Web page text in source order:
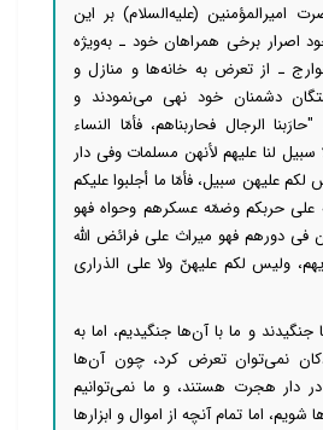
امیرالمؤمنین (علیه‌السلام) بر این
اصرار برخی همراهان خود ـ به‌ویژه
ـ از تعرض به خانه‌ها و منازل و
دشمنان خود نهی می‌نمودند و
الرجال فحاربناهم، فأمّا النساء
سبیل لنا علیهم لأنهن مسلمات وفی دار
علیهن سبیل، فأمّا ما أجلبوا علیکم
علی حربکم وضمّه عسکرهم وحواه فهو
فی دورهم فهو میراث علی فرائض الله
ولیس لکم علیهنّ ولا علی الذراری
جنگیدند و ما با آن‌ها جنگیدیم، اما به
نمی‌توان تعرض کرد، چون آن‌ها
دار هجرت هستند، و ما نمی‌توانیم
اما تمام آنچه از اموال و ابزارها